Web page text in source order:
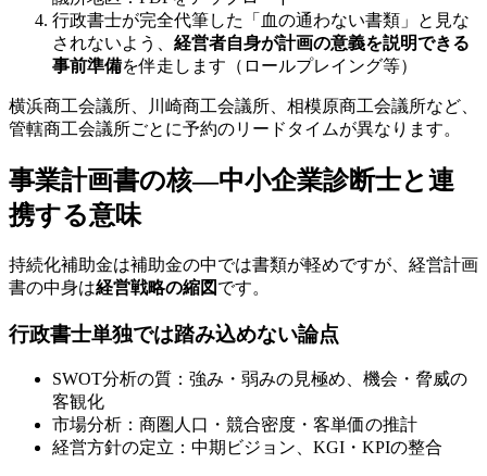
行政書士が完全代筆した「血の通わない書類」と見な
されないよう、 経営者自身が計画の意義を説明できる
事前準備を伴走します（ロールプレイング等）
横浜商工会議所、川崎商工会議所、相模原商工会議所など、
管轄商工会議所ごとに予約のリードタイムが異なります。
事業計画書の核—中小企業診断士と連
携する意味
持続化補助金は補助金の中では書類が軽めですが、経営計画
書の中身は経営戦略の縮図 です。
行政書士単独では踏み込めない論点
SWOT分析の質：強み・弱みの見極め、機会・脅威の
客観化
市場分析：商圏人口・競合密度・客単価の推計
経営方針の定立：中期ビジョン、KGI・KPIの整合